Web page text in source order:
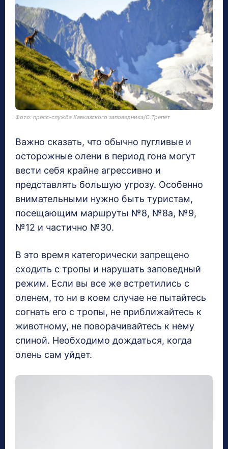
Фото: пресс-служба Кавказского заповедника/С.Трепет
Важно сказать, что обычно пугливые и
осторожные олени в период гона могут
вести себя крайне агрессивно и
представлять большую угрозу. Особенно
внимательными нужно быть туристам,
посещающим маршруты №8, №8а, №9,
№12 и частично №30.
В это время категорически запрещено
сходить с тропы и нарушать заповедный
режим. Если вы все же встретились с
оленем, то ни в коем случае не пытайтесь
согнать его с тропы, не приближайтесь к
животному, не поворачивайтесь к нему
спиной. Необходимо дождаться, когда
олень сам уйдет.